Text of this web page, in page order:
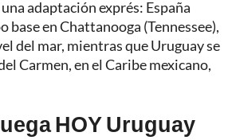
adaptación exprés: España
base en Chattanooga (Tennessee),
del mar, mientras que Uruguay se
Carmen, en el Caribe mexicano,
HOY Uruguay